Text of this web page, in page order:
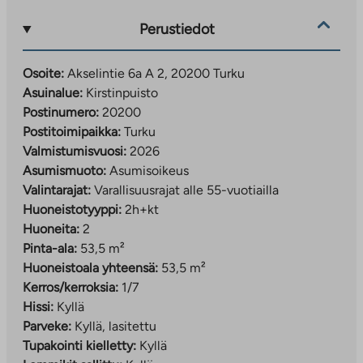
yrityskiinteistö Saippuacenter monipuolisine liikunta-
ja hyvinvointipalveluineen. Alueella on myös muun
muassa päiväkoti, hoitokoti ja kauneushoitola.
Turun päärautatieasemalle on matkaa reilu kilometri ja
Turun kauppatorille noin 2,2 kilometriä. Kevyen
liikenteen väyliin on alueella panostettu, joten
esimerkiksi Turun keskustaan pyöräilee vajaassa 10
minuutissa ja Ruissalon laitamille vartissa. Oma auto ei
ole välttämätön, sillä alueelta kulkee bussivuorot
tiheään Turun keskustaan, Pansion suuntaan sekä
Raisioon Kauppakeskus Myllyyn asti.
Alueen suunnittelussa on panostettu kestävän
kehityksen ratkaisuihin, kuten energiatehokkaisiin
rakennuksiin, korkeaan viherkertoimeen sekä
Perustiedot
Osoite: Akselintie 6a A 2, 20200 Turku
Asuinalue: Kirstinpuisto
Postinumero: 20200
Postitoimipaikka: Turku
Valmistumisvuosi: 2026
Asumismuoto: Asumisoikeus
Valintarajat: Varallisuusrajat alle 55-vuotiailla
Huoneistotyyppi: 2h+kt
Huoneita: 2
Pinta-ala: 53,5 m²
Huoneistoala yhteensä: 53,5 m²
Kerros/kerroksia: 1/7
Hissi: Kyllä
Parveke: Kyllä, lasitettu
Tupakointi kielletty: Kyllä